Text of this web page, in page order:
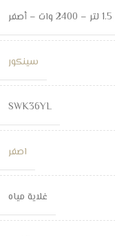
سينكور
SWK36YL
اصفر
غلاية مياه